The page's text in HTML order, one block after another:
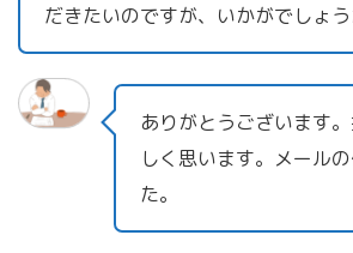
だきたいのですが、いかがでしょう
ありがとうございます
しく思います。メール
た。